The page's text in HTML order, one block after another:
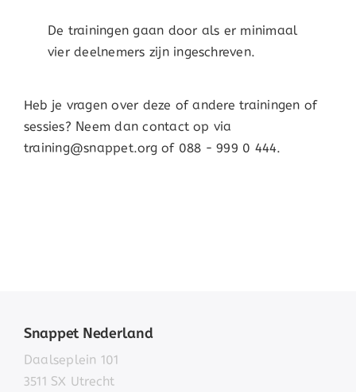
De trainingen gaan door als er minimaal
vier deelnemers zijn ingeschreven.
Heb je vragen over deze of andere trainingen of
sessies? Neem dan contact op via
training@snappet.org of 088 - 999 0 444.
Snappet Nederland
Daalseplein 101
3511 SX Utrecht